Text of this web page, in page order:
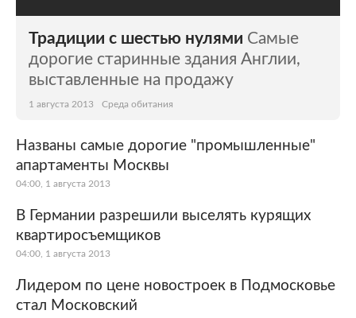
Традиции с шестью нулями Самые
дорогие старинные здания Англии,
выставленные на продажу
1 августа 2013 Среда обитания
Названы самые дорогие "промышленные"
апартаменты Москвы
04:00, 1 августа 2013
В Германии разрешили выселять курящих
квартиросъемщиков
04:00, 1 августа 2013
Лидером по цене новостроек в Подмосковье
стал Московский